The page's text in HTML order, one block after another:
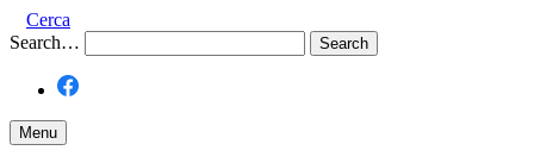
Cerca
Search…
Menu